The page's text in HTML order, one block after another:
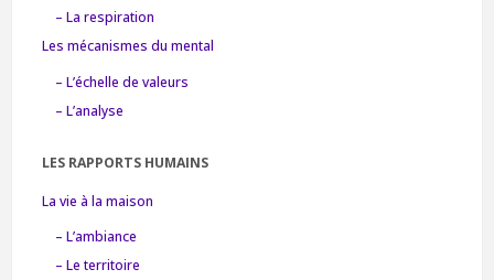
– La respiration
Les mécanismes du mental
– L’échelle de valeurs
– L’analyse
LES RAPPORTS HUMAINS
La vie à la maison
– L’ambiance
– Le territoire